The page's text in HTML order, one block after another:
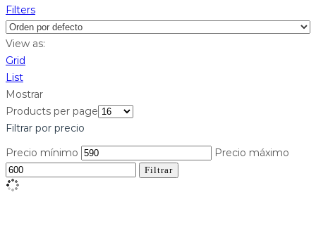
Filters
View as:
Grid
List
Mostrar
Products per page
Filtrar por precio
Precio mínimo
Precio máximo
Filtrar